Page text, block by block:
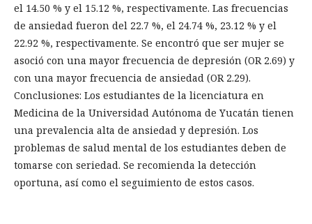
el 14.50 % y el 15.12 %, respectivamente. Las frecuencias
de ansiedad fueron del 22.7 %, el 24.74 %, 23.12 % y el
22.92 %, respectivamente. Se encontró que ser mujer se
asoció con una mayor frecuencia de depresión (OR 2.69) y
con una mayor frecuencia de ansiedad (OR 2.29).
Conclusiones: Los estudiantes de la licenciatura en
Medicina de la Universidad Autónoma de Yucatán tienen
una prevalencia alta de ansiedad y depresión. Los
problemas de salud mental de los estudiantes deben de
tomarse con seriedad. Se recomienda la detección
oportuna, así como el seguimiento de estos casos.